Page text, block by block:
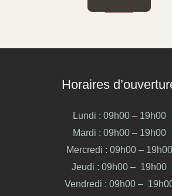
Horaires
Lundi : 09h00 – 19h00
Mardi : 09h00 – 19h00
Mercredi : 09h00 – 19h00
Jeudi : 09h00 – 19h00
Vendredi : 09h00 –